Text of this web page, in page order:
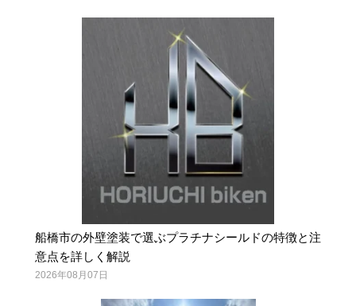
船橋市の外壁塗装で選ぶプラチナシールドの特徴と注
意点を詳しく解説
2026年08月07日